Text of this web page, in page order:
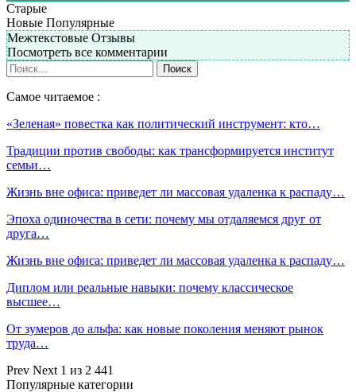
Старые
Новые Популярные
Межтекстовые Отзывы
Посмотреть все комментарии
Самое читаемое :
«Зеленая» повестка как политический инструмент: кто…
Традиции против свободы: как трансформируется институт
семьи…
Жизнь вне офиса: приведет ли массовая удаленка к распаду…
Эпоха одиночества в сети: почему мы отдаляемся друг от
друга…
Жизнь вне офиса: приведет ли массовая удаленка к распаду…
Диплом или реальные навыки: почему классическое
высшее…
От зумеров до альфа: как новые поколения меняют рынок
труда…
Prev Next 1 из 2 441
Популярные категории